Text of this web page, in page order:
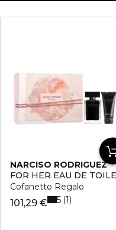
NARCISO RODRIGUEZ
FOR HER EAU DE
Cofanetto Regalo
101,29 € 5 1